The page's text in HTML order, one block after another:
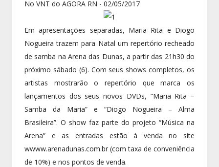
No VNT do AGORA RN - 02/05/2017
Em apresentações separadas, Maria Rita e Diogo
Nogueira trazem para Natal um repertório recheado
de samba na Arena das Dunas, a partir das 21h30 do
próximo sábado (6). Com seus shows completos, os
artistas mostrarão o repertório que marca os
lançamentos dos seus novos DVDs, “Maria Rita –
Samba da Maria” e “Diogo Nogueira – Alma
Brasileira”. O show faz parte do projeto “Música na
Arena” e as entradas estão à venda no site
wwww.arenadunas.com.br (com taxa de conveniência
de 10%) e nos pontos de venda.